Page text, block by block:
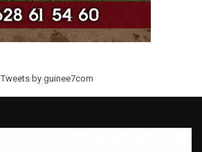
Tweets by guinee7com